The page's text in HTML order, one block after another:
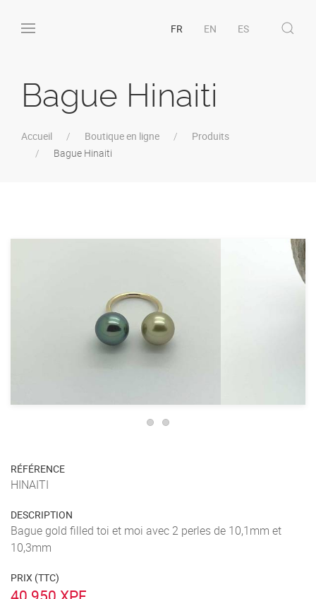
FR EN ES
Bague Hinaiti
Accueil Boutique en ligne
Produits
Bague Hinaiti
RÉFÉRENCE
HINAITI
DESCRIPTION
Bague gold filled toi et moi avec 2 perles de 10,1mm et
10,3mm
PRIX (TTC)